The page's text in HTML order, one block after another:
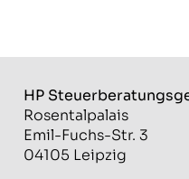
HP
Rosentalpalais
Emil-Fuchs-Str. 3
04105 Leipzig